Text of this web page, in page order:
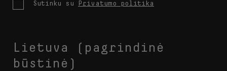
Sutinku su Privatumo politika
Lietuva (pagrindinė
būstinė)